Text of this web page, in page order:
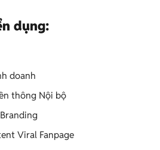
dụng:
doanh
thông Nội bộ
Viral Fanpage